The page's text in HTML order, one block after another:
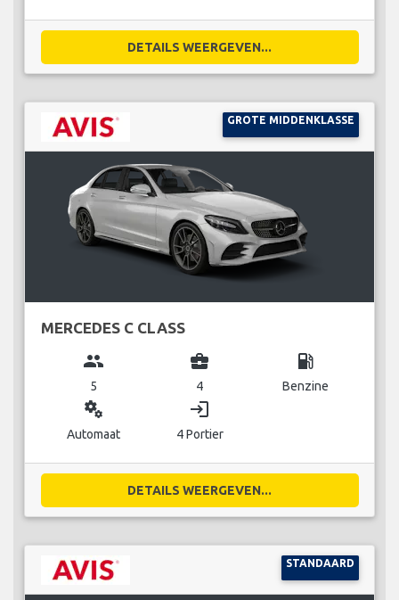
DETAILS WEERGEVEN...
GROTE MIDDENKLASSE
MERCEDES C CLASS
group
5
business_center
4
local_gas_station
Benzine
miscellaneous_services
Automaat
login
4 Portier
DETAILS WEERGEVEN...
STANDAARD